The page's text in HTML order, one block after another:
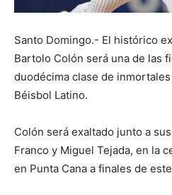
Santo Domingo.- El histórico
Bartolo Colón será una de las
duodécima clase de
Béisbol Latino.
Colón será exaltado junto a
Franco y Miguel Tejada, en la
en Punta Cana a finales de